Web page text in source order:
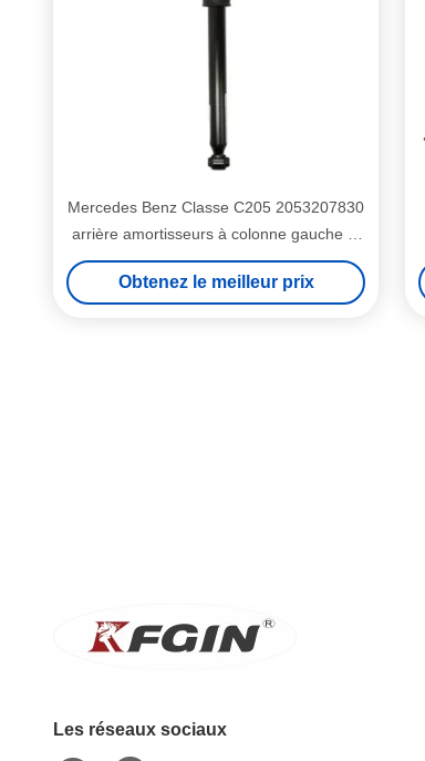
Mercedes Benz Classe C205 2053207830
arrière amortisseurs à colonne gauche et
droite amortisseurs hydrauliques
Obtenez le meilleur prix
Les réseaux sociaux